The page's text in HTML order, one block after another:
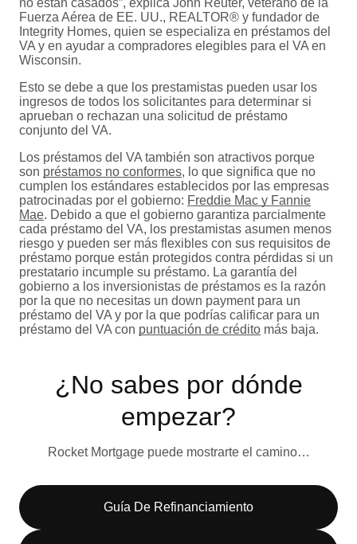
no están casados”, explica John Reuter, veterano de la
Fuerza Aérea de EE. UU., REALTOR® y fundador de
Integrity Homes, quien se especializa en préstamos del
VA y en ayudar a compradores elegibles para el VA en
Wisconsin.
Esto se debe a que los prestamistas pueden usar los
ingresos de todos los solicitantes para determinar si
aprueban o rechazan una solicitud de préstamo
conjunto del VA.
Los préstamos del VA también son atractivos porque
son préstamos no conformes, lo que significa que no
cumplen los estándares establecidos por las empresas
patrocinadas por el gobierno: Freddie Mac y Fannie
Mae. Debido a que el gobierno garantiza parcialmente
cada préstamo del VA, los prestamistas asumen menos
riesgo y pueden ser más flexibles con sus requisitos de
préstamo porque están protegidos contra pérdidas si un
prestatario incumple su préstamo. La garantía del
gobierno a los inversionistas de préstamos es la razón
por la que no necesitas un down payment para un
préstamo del VA y por la que podrías calificar para un
préstamo del VA con puntuación de crédito más baja.
¿No sabes por dónde
empezar?
Rocket Mortgage puede mostrarte el camino…
Guía De Refinanciamiento